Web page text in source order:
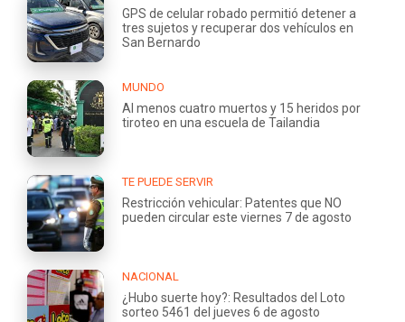
GPS de celular robado permitió detener a
tres sujetos y recuperar dos vehículos en
San Bernardo
MUNDO
Al menos cuatro muertos y 15 heridos por
tiroteo en una escuela de Tailandia
TE PUEDE SERVIR
Restricción vehicular: Patentes que NO
pueden circular este viernes 7 de agosto
NACIONAL
¿Hubo suerte hoy?: Resultados del Loto
sorteo 5461 del jueves 6 de agosto